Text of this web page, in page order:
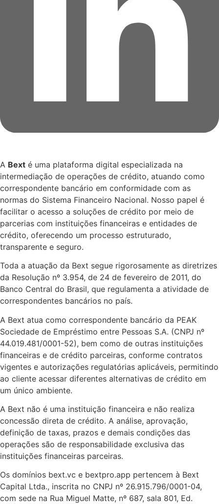
A Bext é uma plataforma digital especializada na
intermediação de operações de crédito, atuando como
correspondente bancário em conformidade com as
normas do Sistema Financeiro Nacional. Nosso papel é
facilitar o acesso a soluções de crédito por meio de
parcerias com instituições financeiras e entidades de
crédito, oferecendo um processo estruturado,
transparente e seguro.
Toda a atuação da Bext segue rigorosamente as diretrizes
da Resolução nº 3.954, de 24 de fevereiro de 2011, do
Banco Central do Brasil, que regulamenta a atividade de
correspondentes bancários no país.
A Bext atua como correspondente bancário da PEAK
Sociedade de Empréstimo entre Pessoas S.A. (CNPJ nº
44.019.481/0001-52), bem como de outras instituições
financeiras e de crédito parceiras, conforme contratos
vigentes e autorizações regulatórias aplicáveis, permitindo
ao cliente acessar diferentes alternativas de crédito em
um único ambiente.
A Bext não é uma instituição financeira e não realiza
concessão direta de crédito. A análise, aprovação,
definição de taxas, prazos e demais condições das
operações são de responsabilidade exclusiva das
instituições financeiras parceiras.
Os domínios bext.vc e bextpro.app pertencem à Bext
Capital Ltda., inscrita no CNPJ nº 26.915.796/0001-04,
com sede na Rua Miguel Matte, nº 687, sala 801, Ed.